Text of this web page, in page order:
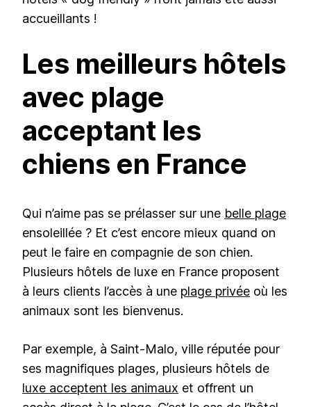
accueillants !
Les meilleurs hôtels
avec plage
acceptant les
chiens en France
Qui n’aime pas se prélasser sur une belle plage
ensoleillée ? Et c’est encore mieux quand on
peut le faire en compagnie de son chien.
Plusieurs hôtels de luxe en France proposent
à leurs clients l’accès à une plage privée où les
animaux sont les bienvenus.
Par exemple, à Saint-Malo, ville réputée pour
ses magnifiques plages, plusieurs hôtels de
luxe acceptent les animaux et offrent un